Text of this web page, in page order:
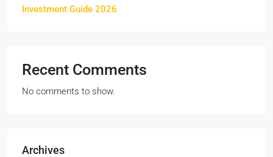
Investment Guide 2026
Recent Comments
No comments to show.
Archives